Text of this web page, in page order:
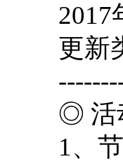
2017
更新
◎ 活
1、